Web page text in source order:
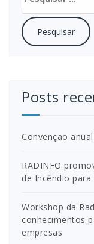
Posts
Convenção
RADINFO
de Incêndio
Workshop da
conhecimentos
empresas